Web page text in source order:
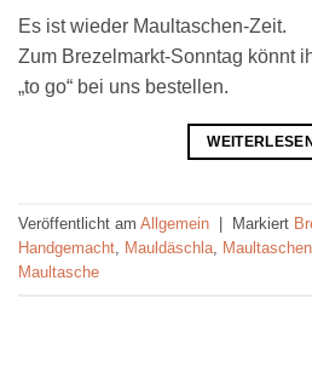
Es ist wieder Maultaschen-Zeit.
Zum Brezelmarkt-Sonntag könnt
„to go“ bei uns bestellen.
Veröffentlicht am Allgemein Markiert
Handgemacht, Mauldäschla, Maultaschen
Maultasche